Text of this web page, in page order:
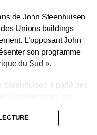
de John Steenhuisen
Unions buildings
L’opposant John
son programme
du Sud ».
Steenhuisen a parlé des
déclaré que
à réduire les